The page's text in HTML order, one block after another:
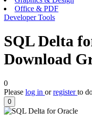
Office & PDF
Developer Tools
SQL Delta
Download
0
Please log in orregisterto
0